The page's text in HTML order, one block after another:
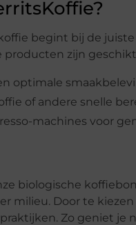
begint bij de
zijn
optimale
of andere snelle
machines voor
biologische
milieu. Door te
Zo geniet je